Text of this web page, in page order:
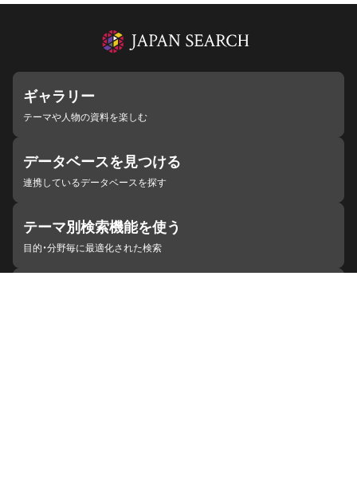
ギャラリー
テーマや人物の資料を楽しむ
データベースを見つける
連携しているデータベースを探す
テーマ別検索機能を使う
目的・分野毎に最適化された検索